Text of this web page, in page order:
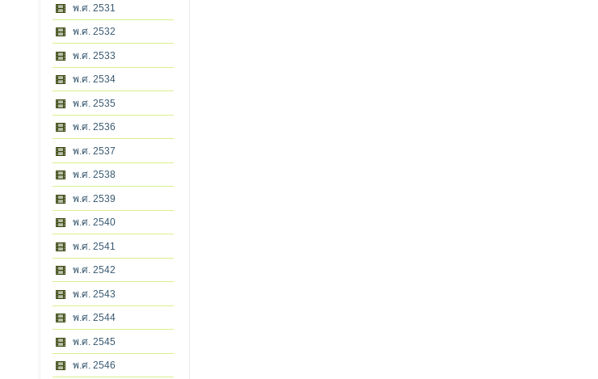
พ.ศ. 2531
พ.ศ. 2532
พ.ศ. 2533
พ.ศ. 2534
พ.ศ. 2535
พ.ศ. 2536
พ.ศ. 2537
พ.ศ. 2538
พ.ศ. 2539
พ.ศ. 2540
พ.ศ. 2541
พ.ศ. 2542
พ.ศ. 2543
พ.ศ. 2544
พ.ศ. 2545
พ.ศ. 2546